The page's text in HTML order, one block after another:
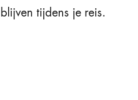
tijdens je reis.